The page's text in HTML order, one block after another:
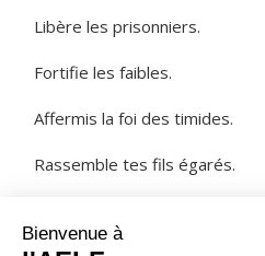
Libère les prisonniers.
Fortifie les faibles.
Affermis la foi des timides.
Rassemble tes fils égarés.
NOTRE PÈRE